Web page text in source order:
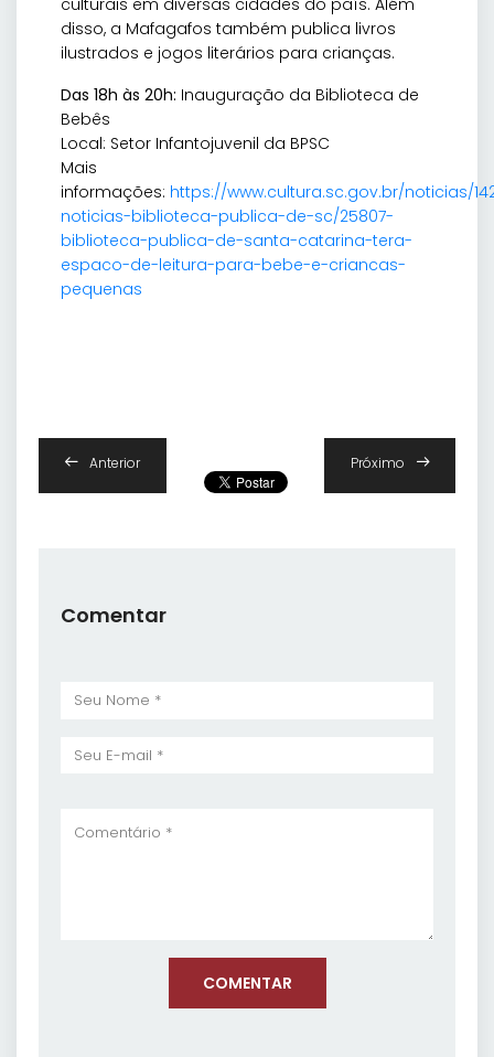
culturais em diversas cidades do país. Além
disso, a Mafagafos também publica livros
ilustrados e jogos literários para crianças.
Das 18h às 20h: Inauguração da Biblioteca de
Bebês
Local: Setor Infantojuvenil da BPSC
Mais
informações: https://www.cultura.sc.gov.br/noticias/
noticias-biblioteca-publica-de-sc/25807-
biblioteca-publica-de-santa-catarina-tera-
espaco-de-leitura-para-bebe-e-criancas-
pequenas
Anterior Próximo
Comentar
COMENTAR